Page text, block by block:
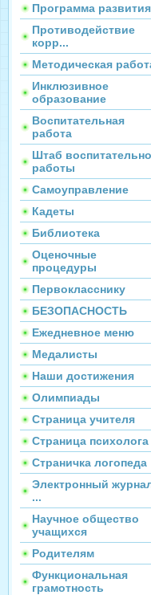
Программа развития
Противодействие
корр...
Методическая
Инклюзивное
образование
Воспитательная
работа
Штаб
работы
Самоуправление
Кадеты
Библиотека
Оценочные
процедуры
Первокласснику
БЕЗОПАСНОСТЬ
Ежедневное меню
Медалисты
Наши достижения
Олимпиады
Страница учителя
Страница психолога
Страничка логопеда
Электронный
...
Научное общество
учащихся
Родителям
Функциональная
грамотность